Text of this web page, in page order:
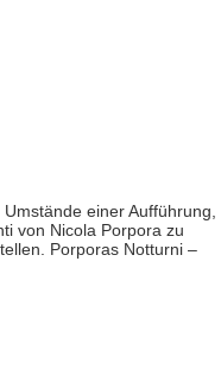
einer Aufführung,
von Nicola Porpora zu
Porporas Notturni –